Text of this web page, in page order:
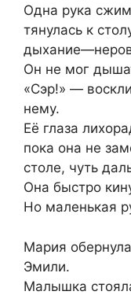
Одна рука
тянулась к
Он не мог
«Сэр!» —
нему.
Её глаза
пока она не
столе, чуть
Она быстро
Но маленькая
Мария
Эмили.
Малышка